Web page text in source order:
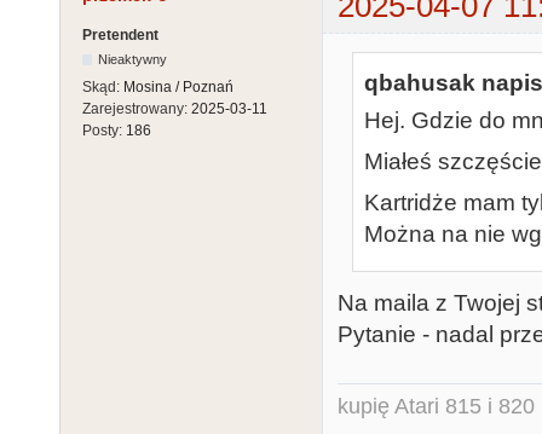
Pretendent
Nieaktywny
Skąd: Mosina / Poznań
Zarejestrowany: 2025-03-11
Posty: 186
qbahusak
Hej. Gdzie do
Miałeś
Kartridże mam
Można na nie
Na maila z Twojej
Pytanie - nadal
kupię Atari 815 i 820